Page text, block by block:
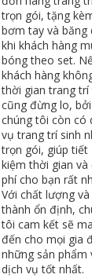
trọn gói, tặng
bơm tay và băng
khi khách hàng
bóng theo set.
khách hàng
thời gian trang trí
cũng đừng lo, bởi
chúng tôi còn có
vụ trang trí sinh
trọn gói, giúp tiết
kiệm thời gian và
phí cho bạn rất
Với chất lượng và
thành ổn định,
tôi cam kết sẽ
đến cho mọi gia
những sản phẩm
dịch vụ tốt nhất.